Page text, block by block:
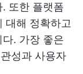
또한 플랫폼
대해 정확하고
. 가장 좋은
성과 사용자